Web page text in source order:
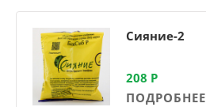
Сияние-2
208 Р
ПОДРОБНЕЕ